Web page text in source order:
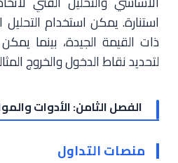
استنارة. يمكن استخدام
ذات القيمة الجيدة، بينما
لتحديد نقاط الدخول والخروج
الفصل الثامن: الأدوات
منصات التداول